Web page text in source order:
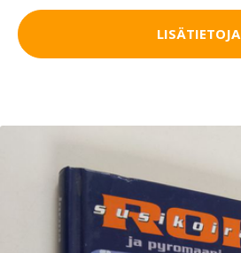
LISÄTIETOJA